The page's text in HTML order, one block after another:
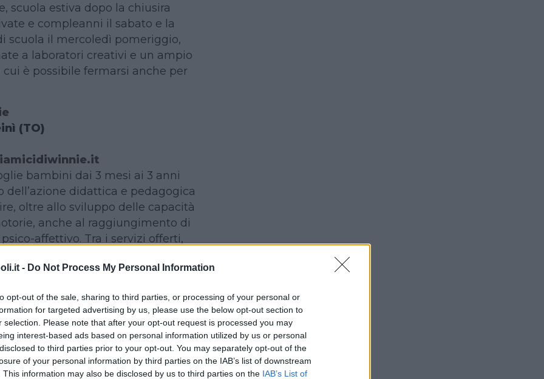
- Do Not Process My Personal Information
opt-out of the sale, sharing to third parties, or processing of your personal or
for targeted advertising by us, please use the below opt-out section to
selection. Please note that after your opt-out request is processed you may
interest-based ads based on personal information utilized by us or personal
to third parties prior to your opt-out. You may separately opt-out of the
of your personal information by third parties on the IAB’s list of downstream
This information may also be disclosed by us to third parties on the IAB’s List of
scuola estiva dopo la chiusira
e compleanni il sabato e la
scuola il mercoledì pomeriggio,
a laboratori creativi e un ampio
cui è possibile fermarsi anche per
(TO)
bambini dai 3 mesi ai 3 anni
dell’azione didattica e pedagogica
oltre allo sviluppo delle capacità
anche al raggiungimento di
affettivo. Tra i servizi offerti,
del nido, corsi in lingua
pomeridiani per bambini dai 3 ai 6
a tema, laboratorio di lettura
corso di acquaticità.
Teatranza
(TO)